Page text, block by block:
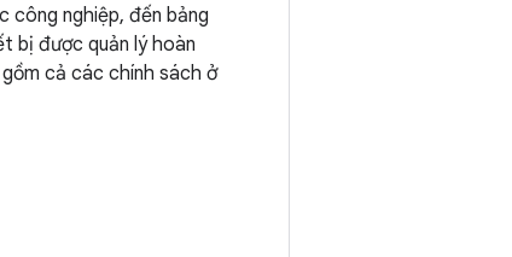
công nghiệp, đến bảng
bị được quản lý hoàn
cả các chính sách ở